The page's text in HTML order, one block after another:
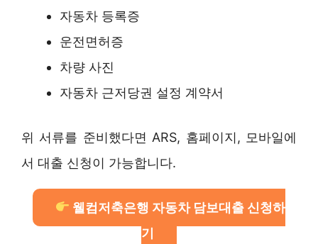
자동차 등록증
운전면허증
차량 사진
자동차 근저당권 설정 계약서
위 서류를 준비했다면 ARS, 홈페이지, 모바일에
서 대출 신청이 가능합니다.
웰컴저축은행 자동차 담보대출 신청하
기